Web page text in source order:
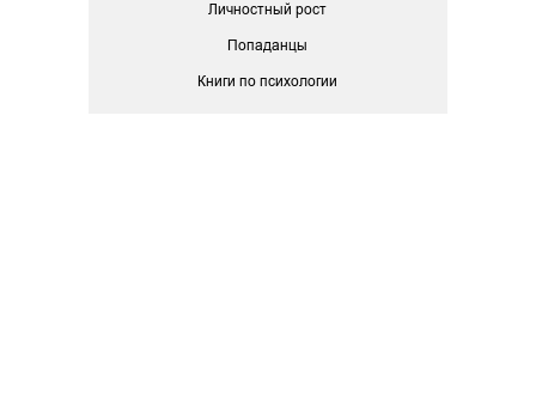
Личностный рост
Попаданцы
Книги по психологии